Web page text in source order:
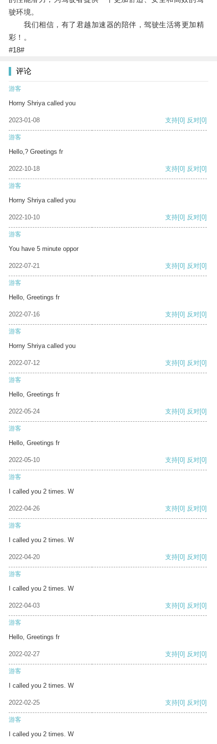
驶环境。
我们相信，有了君越加速器的陪伴，驾驶生活将更加精
彩！。
#18#
评论
游客
Horny Shriya called you
2023-01-08 支持[0] 反对[0]
游客
Hello,? Greetings fr
2022-10-18 支持[0] 反对[0]
游客
Horny Shriya called you
2022-10-10 支持[0] 反对[0]
游客
You have 5 minute oppor
2022-07-21 支持[0] 反对[0]
游客
Hello, Greetings fr
2022-07-16 支持[0] 反对[0]
游客
Horny Shriya called you
2022-07-12 支持[0] 反对[0]
游客
Hello, Greetings fr
2022-05-24 支持[0] 反对[0]
游客
Hello, Greetings fr
2022-05-10 支持[0] 反对[0]
游客
I called you 2 times. W
2022-04-26 支持[0] 反对[0]
游客
I called you 2 times. W
2022-04-20 支持[0] 反对[0]
游客
I called you 2 times. W
2022-04-03 支持[0] 反对[0]
游客
Hello, Greetings fr
2022-02-27 支持[0] 反对[0]
游客
I called you 2 times. W
2022-02-25 支持[0] 反对[0]
游客
I called you 2 times. W